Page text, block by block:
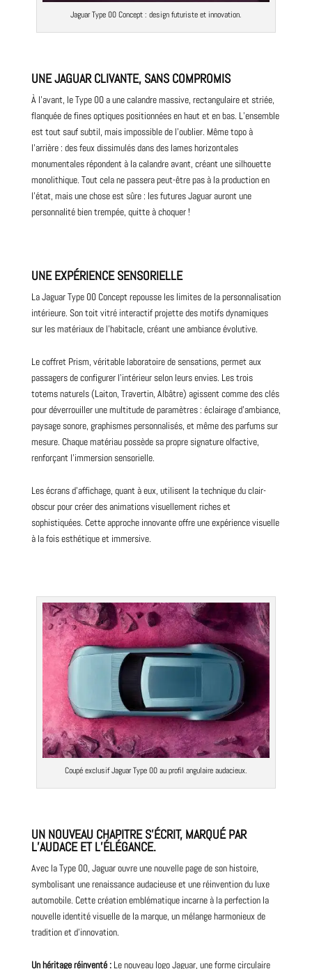
Jaguar Type 00 Concept : design futuriste et innovation.
UNE JAGUAR CLIVANTE, SANS COMPROMIS
À l’avant, le Type 00 a une calandre massive, rectangulaire et striée,
flanquée de fines optiques positionnées en haut et en bas. L’ensemble
est tout sauf subtil, mais impossible de l’oublier. Même topo à
l’arrière : des feux dissimulés dans des lames horizontales
monumentales répondent à la calandre avant, créant une silhouette
monolithique. Tout cela ne passera peut-être pas à la production en
l’état, mais une chose est sûre : les futures Jaguar auront une
personnalité bien trempée, quitte à choquer !
UNE EXPÉRIENCE SENSORIELLE
La Jaguar Type 00 Concept repousse les limites de la personnalisation
intérieure. Son toit vitré interactif projette des motifs dynamiques
sur les matériaux de l’habitacle, créant une ambiance évolutive.
Le coffret Prism, véritable laboratoire de sensations, permet aux
passagers de configurer l’intérieur selon leurs envies. Les trois
totems naturels (Laiton, Travertin, Albâtre) agissent comme des clés
pour déverrouiller une multitude de paramètres : éclairage d’ambiance,
paysage sonore, graphismes personnalisés, et même des parfums sur
mesure. Chaque matériau possède sa propre signature olfactive,
renforçant l’immersion sensorielle.
Les écrans d’affichage, quant à eux, utilisent la technique du clair-
obscur pour créer des animations visuellement riches et
sophistiquées. Cette approche innovante offre une expérience visuelle
à la fois esthétique et immersive.
Coupé exclusif Jaguar Type 00 au profil angulaire audacieux.
UN NOUVEAU CHAPITRE S’ÉCRIT, MARQUÉ PAR
L’AUDACE ET L’ÉLÉGANCE.
Avec la Type 00, Jaguar ouvre une nouvellepagede son histoire,
symbolisant une renaissance audacieuse et une réinvention du luxe
automobile. Cette création emblématique incarne à la perfection la
nouvelle identité visuelle de la marque, un mélange harmonieux de
tradition et d’innovation.
Un héritage réinventé :Lenouveaulogo Jaguar, une forme circulaire